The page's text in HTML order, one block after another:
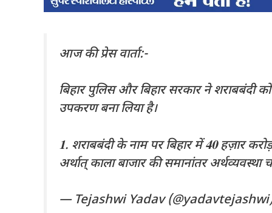
आज की प्रेस वार्ता:-
बिहार पुलिस और बिहार सरकार ने शराबबंदी
उपकरण बना लिया है।
𝟏. शराबबंदी के नाम पर बिहार में 𝟒𝟎 हज़ार
अर्थात् काला बाजार की समानांतर
— Tejashwi Yadav